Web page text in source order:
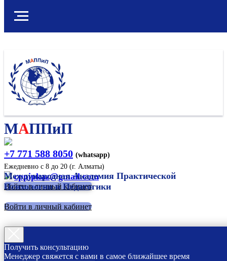
МАППиП
+7 771 588 8050 (whatsapp)
Ежедневно с 8 до 20 (г. Алматы)
cppipkaz@gmail.com
Войти в личный кабинет
Международная Академия Практической
Психологии и Педагогики
Войти в личный кабинет
Получить консультацию
Менеджер свяжется с вами в самое ближайшее время